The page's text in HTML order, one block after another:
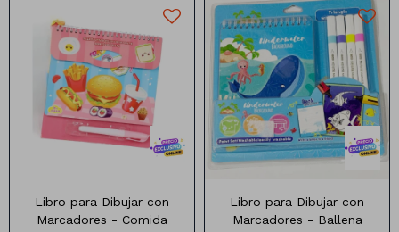
Libro para Dibujar con
Marcadores - Comida
Libro para Dibujar con
Marcadores - Ballena